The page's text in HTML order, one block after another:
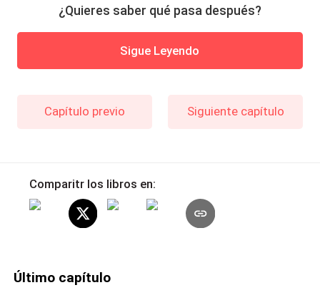
¿Quieres saber qué pasa después?
Sigue Leyendo
Capítulo previo Siguiente capítulo
Comparitr los libros en:
Último capítulo